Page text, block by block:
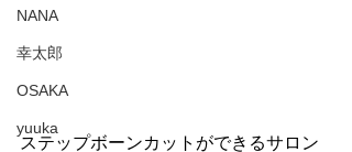
NANA
幸太郎
OSAKA
yuuka
ステップボーンカットができるサロン